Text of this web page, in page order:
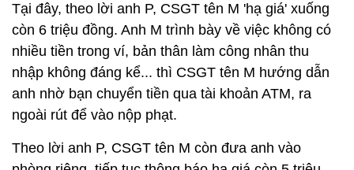
Tại đây, theo lời anh P, CSGT tên M 'hạ giá' xuống
còn 6 triệu đồng. Anh M trình bày về việc không có
nhiều tiền trong ví, bản thân làm công nhân thu
nhập không đáng kể... thì CSGT tên M hướng dẫn
anh nhờ bạn chuyển tiền qua tài khoản ATM, ra
ngoài rút để vào nộp phạt.
Theo lời anh P, CSGT tên M còn đưa anh vào